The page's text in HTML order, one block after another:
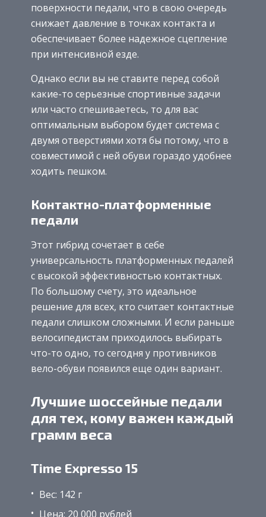
поверхности педали, что в свою очередь
снижает давление в точках контакта и
обеспечивает более надежное сцепление
при интенсивной езде.
Однако если вы не ставите перед собой
какие-то серьезные спортивные задачи
или часто спешиваетесь, то для вас
оптимальным выбором будет система с
двумя отверстиями хотя бы потому, что в
совместимой с ней обуви гораздо удобнее
ходить пешком.
Контактно-платформенные
педали
Этот гибрид сочетает в себе
универсальность платформенных педалей
с высокой эффективностью контактных.
По большому счету, это идеальное
решение для всех, кто считает контактные
педали слишком сложными. И если раньше
велосипедистам приходилось выбирать
что-то одно, то сегодня у противников
вело-обуви появился еще один вариант.
Лучшие шоссейные педали
для тех, кому важен каждый
грамм веса
Time Expresso 15
Вес: 142 г
Цена: 20 000 рублей